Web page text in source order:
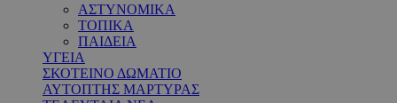
ΑΣΤΥΝΟΜΙΚΑ
ΤΟΠΙΚΑ
ΠΑΙΔΕΙΑ
ΥΓΕΙΑ
ΣΚΟΤΕΙΝΟ ΔΩΜΑΤΙΟ
ΑΥΤΟΠΤΗΣ ΜΑΡΤΥΡΑΣ